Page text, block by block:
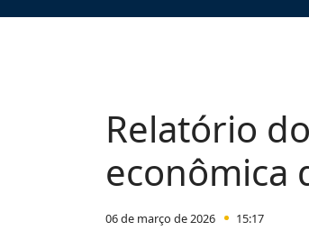
Relatório
econômica
06 de março de 2026 15:17